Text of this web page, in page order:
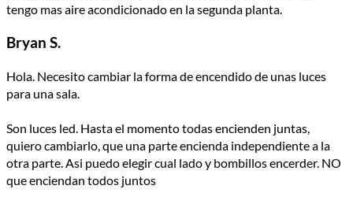
tengo mas aire acondicionado en la segunda planta.
Bryan S.
Hola. Necesito cambiar la forma de encendido de unas luces
para una sala.
Son luces led. Hasta el momento todas encienden juntas,
quiero cambiarlo, que una parte encienda independiente a la
otra parte. Asi puedo elegir cual lado y bombillos encerder. NO
que enciendan todos juntos